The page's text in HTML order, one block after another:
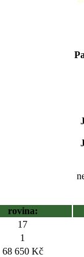
rovina:
17
1
68 650 Kč